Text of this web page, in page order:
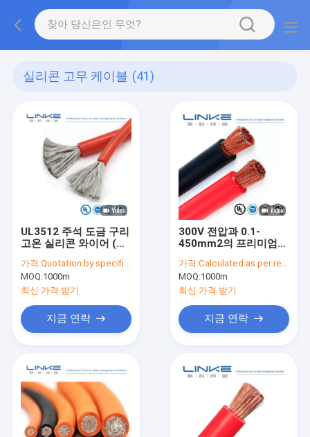
실리콘 고무 케이블 (41)
UL3512 주석 도금 구리
고온 실리콘 와이어 (다
용 애플리케이션용)
가격:Quotation by specification
MOQ:1000m
최신 가격 받기
지금 연락
300V 전압과 0.1-
450mm2의 프리미엄
가격:Calculated as per requirement
MOQ:1000m
최신 가격 받기
지금 연락